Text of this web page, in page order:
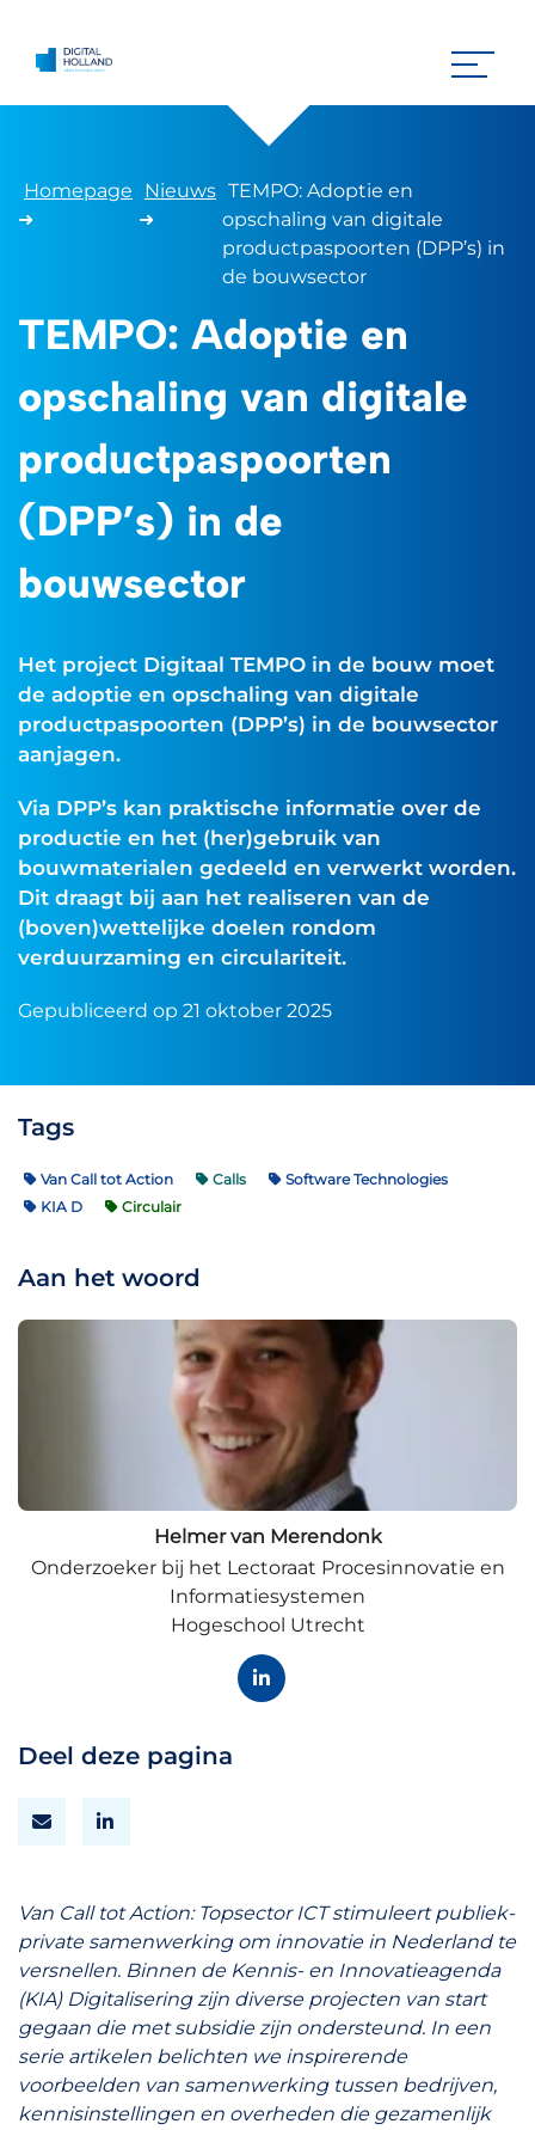
Homepage
➜
Nieuws
➜
TEMPO: Adoptie en
opschaling van digitale
productpaspoorten (DPP’s) in
de bouwsector
TEMPO: Adoptie en
opschaling van digitale
productpaspoorten
(DPP’s) in de
bouwsector
Het project Digitaal TEMPO in de bouw moet
de adoptie en opschaling van digitale
productpaspoorten (DPP’s) in de bouwsector
aanjagen.
Via DPP’s kan praktische informatie over de
productie en het (her)gebruik van
bouwmaterialen gedeeld en verwerkt worden.
Dit draagt bij aan het realiseren van de
(boven)wettelijke doelen rondom
verduurzaming en circulariteit.
Gepubliceerd op 21 oktober 2025
Tags
Van Call tot Action Calls
Software Technologies
KIA D
Circulair
Aan het woord
Helmer van Merendonk
Onderzoeker bij het Lectoraat Procesinnovatie en
Informatiesystemen
Hogeschool Utrecht
Deel deze pagina
Van Call tot Action: Topsector ICT stimuleert publiek-
private samenwerking om innovatie in Nederland te
versnellen. Binnen de Kennis- en Innovatieagenda
(KIA) Digitalisering zijn diverse projecten van start
gegaan die met subsidie zijn ondersteund. In een
serie artikelen belichten we inspirerende
voorbeelden van samenwerking tussen bedrijven,
kennisinstellingen en overheden die gezamenlijk